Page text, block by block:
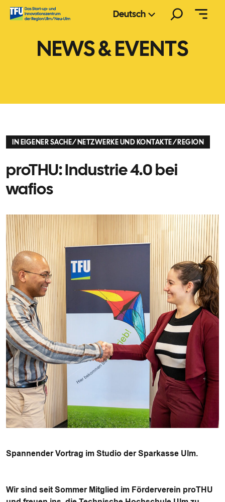
Zum
Inhalt
Deutsch
NEWS & EVENTS
IN EIGENER SACHE/NETZWERKE UND KONTAKTE/REGION
proTHU: Industrie 4.0 bei
wafios
Spannender Vortrag im Studio der Sparkasse Ulm.
Wir sind seit Sommer Mitglied im Förderverein proTHU